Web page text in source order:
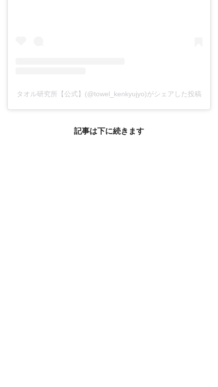
タオル研究所【公式】(@towel_kenkyujyo)がシェアした投稿
記事は下に続きます